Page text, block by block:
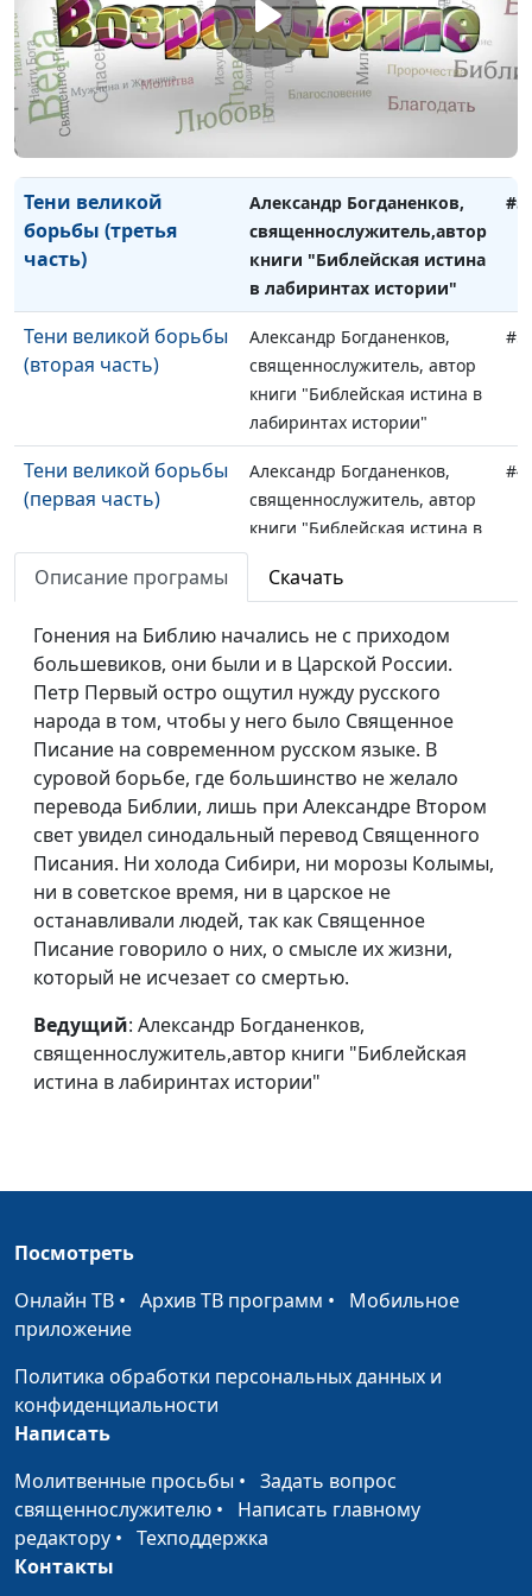
лабиринтах истории"
Осторожно,
подделка! (первая
часть)
Александр Богданенков,
священнослужитель,автор
книги "Библейская истина в
лабиринтах истории"
Тени великой
борьбы (третья
часть)
Александр Богданенков,
священнослужитель,автор
книги "Библейская истина
в лабиринтах истории"
Тени великой борьбы
(вторая часть)
Александр Богданенков,
священнослужитель, автор
книги "Библейская истина в
лабиринтах истории"
Тени великой борьбы
(первая часть)
Александр Богданенков,
священнослужитель, автор
книги "Библейская истина в
Господне
Александр Гламоздинов,
священнослужитель
Откровение Божье
Александр Гламоздинов,
священнослужитель
Совершенная воля
Божья
Александр Гламоздинов,
священнослужитель
Противление воле
Божьей
Александр Гламоздинов,
священнослужитель
Рождение от воды
Александр Гламоздинов,
священнослужитель
Исполнение воли
Божьей Иисусом
Александр Гламоздинов,
священнослужитель
Вступая в наследство
Александр Гламоздинов,
священнослужитель
человека
Слепой гонщик
Александр Гламоздинов,
Обида
Виталий Олийник, кандидат
богословских наук
Паранойя
Виталий Олийник, кандидат
Описание програмы Скачать
Гонения на Библию начались не с приходом
большевиков, они были и в Царской России.
Петр Первый остро ощутил нужду русского
народа в том, чтобы у него было Священное
Писание на современном русском языке. В
суровой борьбе, где большинство не желало
перевода Библии, лишь при Александре Втором
свет увидел синодальный перевод Священного
Писания. Ни холода Сибири, ни морозы Колымы,
ни в советское время, ни в царское не
останавливали людей, так как Священное
Писание говорило о них, о смысле их жизни,
который не исчезает со смертью.
Ведущий: Александр Богданенков,
священнослужитель,автор книги "Библейская
истина в лабиринтах истории"
Посмотреть
Онлайн ТВ • Архив ТВ программ • Мобильное
приложение
Политика обработки персональных данных и
конфиденциальности
Написать
Молитвенные просьбы • Задать вопрос
священнослужителю • Написать главному
редактору • Техподдержка
Контакты